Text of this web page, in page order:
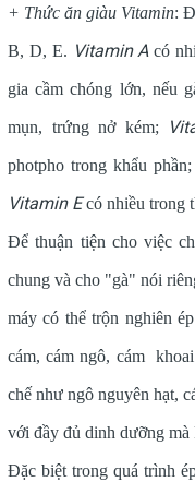
+ Thức ăn giàu Vitamin:
B, D, E. Vitamin A có
gia cầm chóng lớn, nếu
mụn, trứng nở kém;
photpho trong khẩu phần;
Vitamin Ecó nhiều trong
Để thuận tiện cho việc
chung và cho "gà" nói
máy có thể trộn nghiên
cám, cám ngô, cám
chế như ngô nguyên hạt,
với đầy đủ dinh dưỡng mà
Đặc biệt trong quá trình